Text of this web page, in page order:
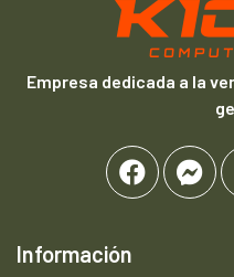
Empresa dedicada a la
Información